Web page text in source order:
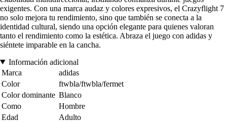
exigentes. Con una marca audaz y colores expresivos, el Crazyflight 7
no solo mejora tu rendimiento, sino que también se conecta a la
identidad cultural, siendo una opción elegante para quienes valoran
tanto el rendimiento como la estética. Abraza el juego con adidas y
siéntete imparable en la cancha.
Información adicional
Marca
adidas
Color
ftwbla/ftwbla/fermet
Color dominante Blanco
Como
Hombre
Edad
Adulto